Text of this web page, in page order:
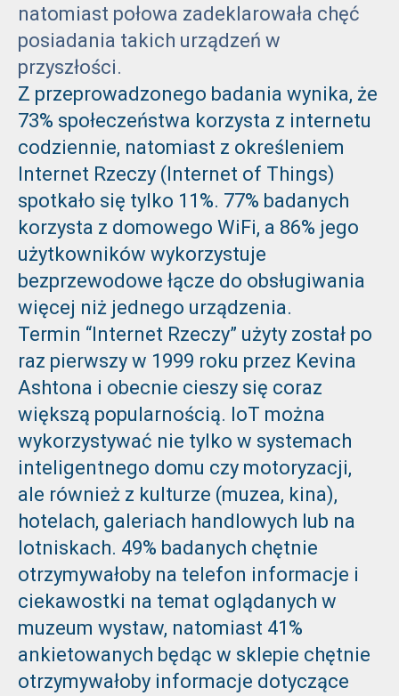
natomiast połowa zadeklarowała chęć
posiadania takich urządzeń w
przyszłości.
Z przeprowadzonego badania wynika, że
73% społeczeństwa korzysta z internetu
codziennie, natomiast z określeniem
Internet Rzeczy (Internet of Things)
spotkało się tylko 11%. 77% badanych
korzysta z domowego WiFi, a 86% jego
użytkowników wykorzystuje
bezprzewodowe łącze do obsługiwania
więcej niż jednego urządzenia.
Termin “Internet Rzeczy” użyty został po
raz pierwszy w 1999 roku przez Kevina
Ashtona i obecnie cieszy się coraz
większą popularnością. IoT można
wykorzystywać nie tylko w systemach
inteligentnego domu czy motoryzacji,
ale również z kulturze (muzea, kina),
hotelach, galeriach handlowych lub na
lotniskach. 49% badanych chętnie
otrzymywałoby na telefon informacje i
ciekawostki na temat oglądanych w
muzeum wystaw, natomiast 41%
ankietowanych będąc w sklepie chętnie
otrzymywałoby informacje dotyczące